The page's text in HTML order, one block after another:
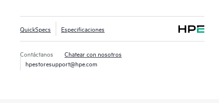
Esta serie de conmutadores también incluye Smart MC sin
coste adicional y, al combinarse con el Intelligent
redes integrada como una mejor visibilidad de la red.
QuickSpecs Especificaciones
Contáctanos
Chatear con nosotros
hpestoresupport@hpe.com